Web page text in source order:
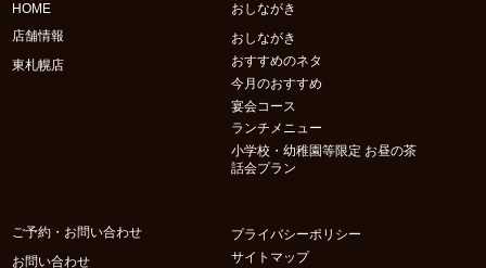
HOME
店舗情報
東札幌店
おしながき
おしながき
おすすめのネタ
今月のおすすめ
宴会コース
ランチメニュー
小学校・幼稚園等限定 お昼の茶
話会プラン
ご予約・お問い合わせ
お問い合わせ
プライバシーポリシー
サイトマップ